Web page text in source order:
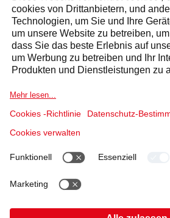
Selecta Gruppe
Produkte & Lösungen
Dienstleistungen
Sektoren
CookierichtlinieNutzungsbedingungen